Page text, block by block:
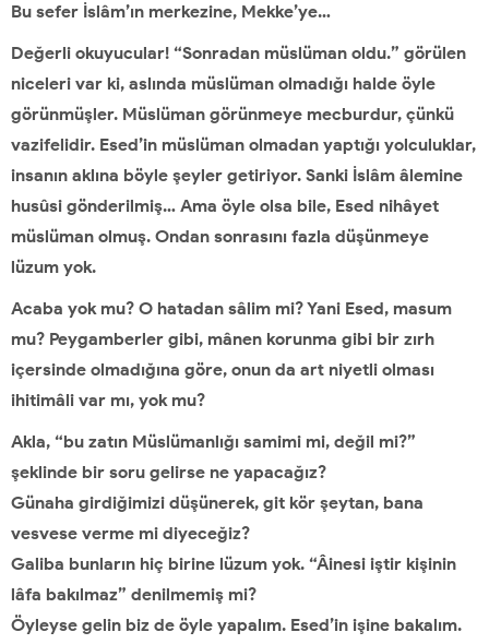
Bu sefer İslâm’ın merkezine, Mekke’ye…
Değerli okuyucular! “Sonradan müslüman oldu.” görülen
niceleri var ki, aslında müslüman olmadığı halde öyle
görünmüşler. Müslüman görünmeye mecburdur, çünkü
vazifelidir. Esed’in müslüman olmadan yaptığı yolculuklar,
insanın aklına böyle şeyler getiriyor. Sanki İslâm âlemine
husûsi gönderilmiş… Ama öyle olsa bile, Esed nihâyet
müslüman olmuş. Ondan sonrasını fazla düşünmeye
lüzum yok.
Acaba yok mu? O hatadan sâlim mi? Yani Esed, masum
mu? Peygamberler gibi, mânen korunma gibi bir zırh
içersinde olmadığına göre, onun da art niyetli olması
ihitimâli var mı, yok mu?
Akla, “bu zatın Müslümanlığı samimi mi, değil mi?”
şeklinde bir soru gelirse ne yapacağız?
Günaha girdiğimizi düşünerek, git kör şeytan, bana
vesvese verme mi diyeceğiz?
Galiba bunların hiç birine lüzum yok. “Âinesi iştir kişinin
lâfa bakılmaz” denilmemiş mi?
Öyleyse gelin biz de öyle yapalım. Esed’in işine bakalım.